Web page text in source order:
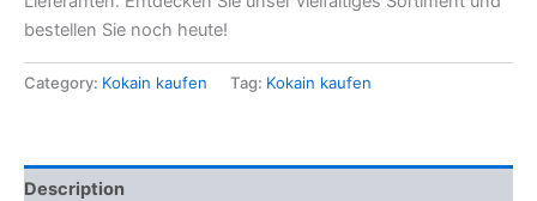
bestellen Sie noch heute!
Category: Kokain kaufen Tag: Kokain kaufen
Description